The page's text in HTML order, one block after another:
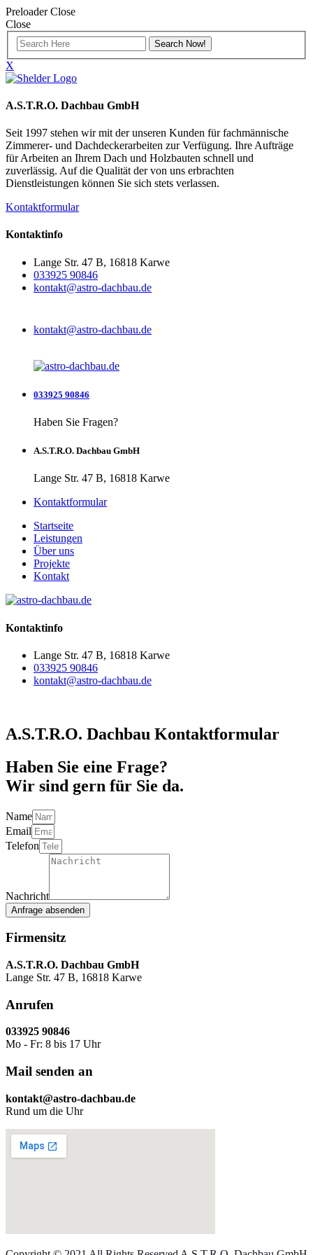
Preloader Close
Close
X
A.S.T.R.O. Dachbau GmbH
Seit 1997 stehen wir mit der unseren Kunden für fachmännische
Zimmerer- und Dachdeckerarbeiten zur Verfügung. Ihre Aufträge
für Arbeiten an Ihrem Dach und Holzbauten schnell und
zuverlässig. Auf die Qualität der von uns erbrachten
Dienstleistungen können Sie sich stets verlassen.
Kontaktformular
Kontaktinfo
Lange Str. 47 B, 16818 Karwe
033925 90846
kontakt@astro-dachbau.de
kontakt@astro-dachbau.de
033925 90846
Haben Sie Fragen?
A.S.T.R.O. Dachbau GmbH
Lange Str. 47 B, 16818 Karwe
Kontaktformular
Startseite
Leistungen
Über uns
Projekte
Kontakt
Kontaktinfo
Lange Str. 47 B, 16818 Karwe
033925 90846
kontakt@astro-dachbau.de
A.S.T.R.O. Dachbau Kontaktformular
Haben Sie eine Frage?
Wir sind gern für Sie da.
Name
Email
Telefon
Nachricht
Anfrage absenden
Firmensitz
A.S.T.R.O. Dachbau GmbH
Lange Str. 47 B, 16818 Karwe
Anrufen
033925 90846
Mo - Fr: 8 bis 17 Uhr
Mail senden an
kontakt@astro-dachbau.de
Rund um die Uhr